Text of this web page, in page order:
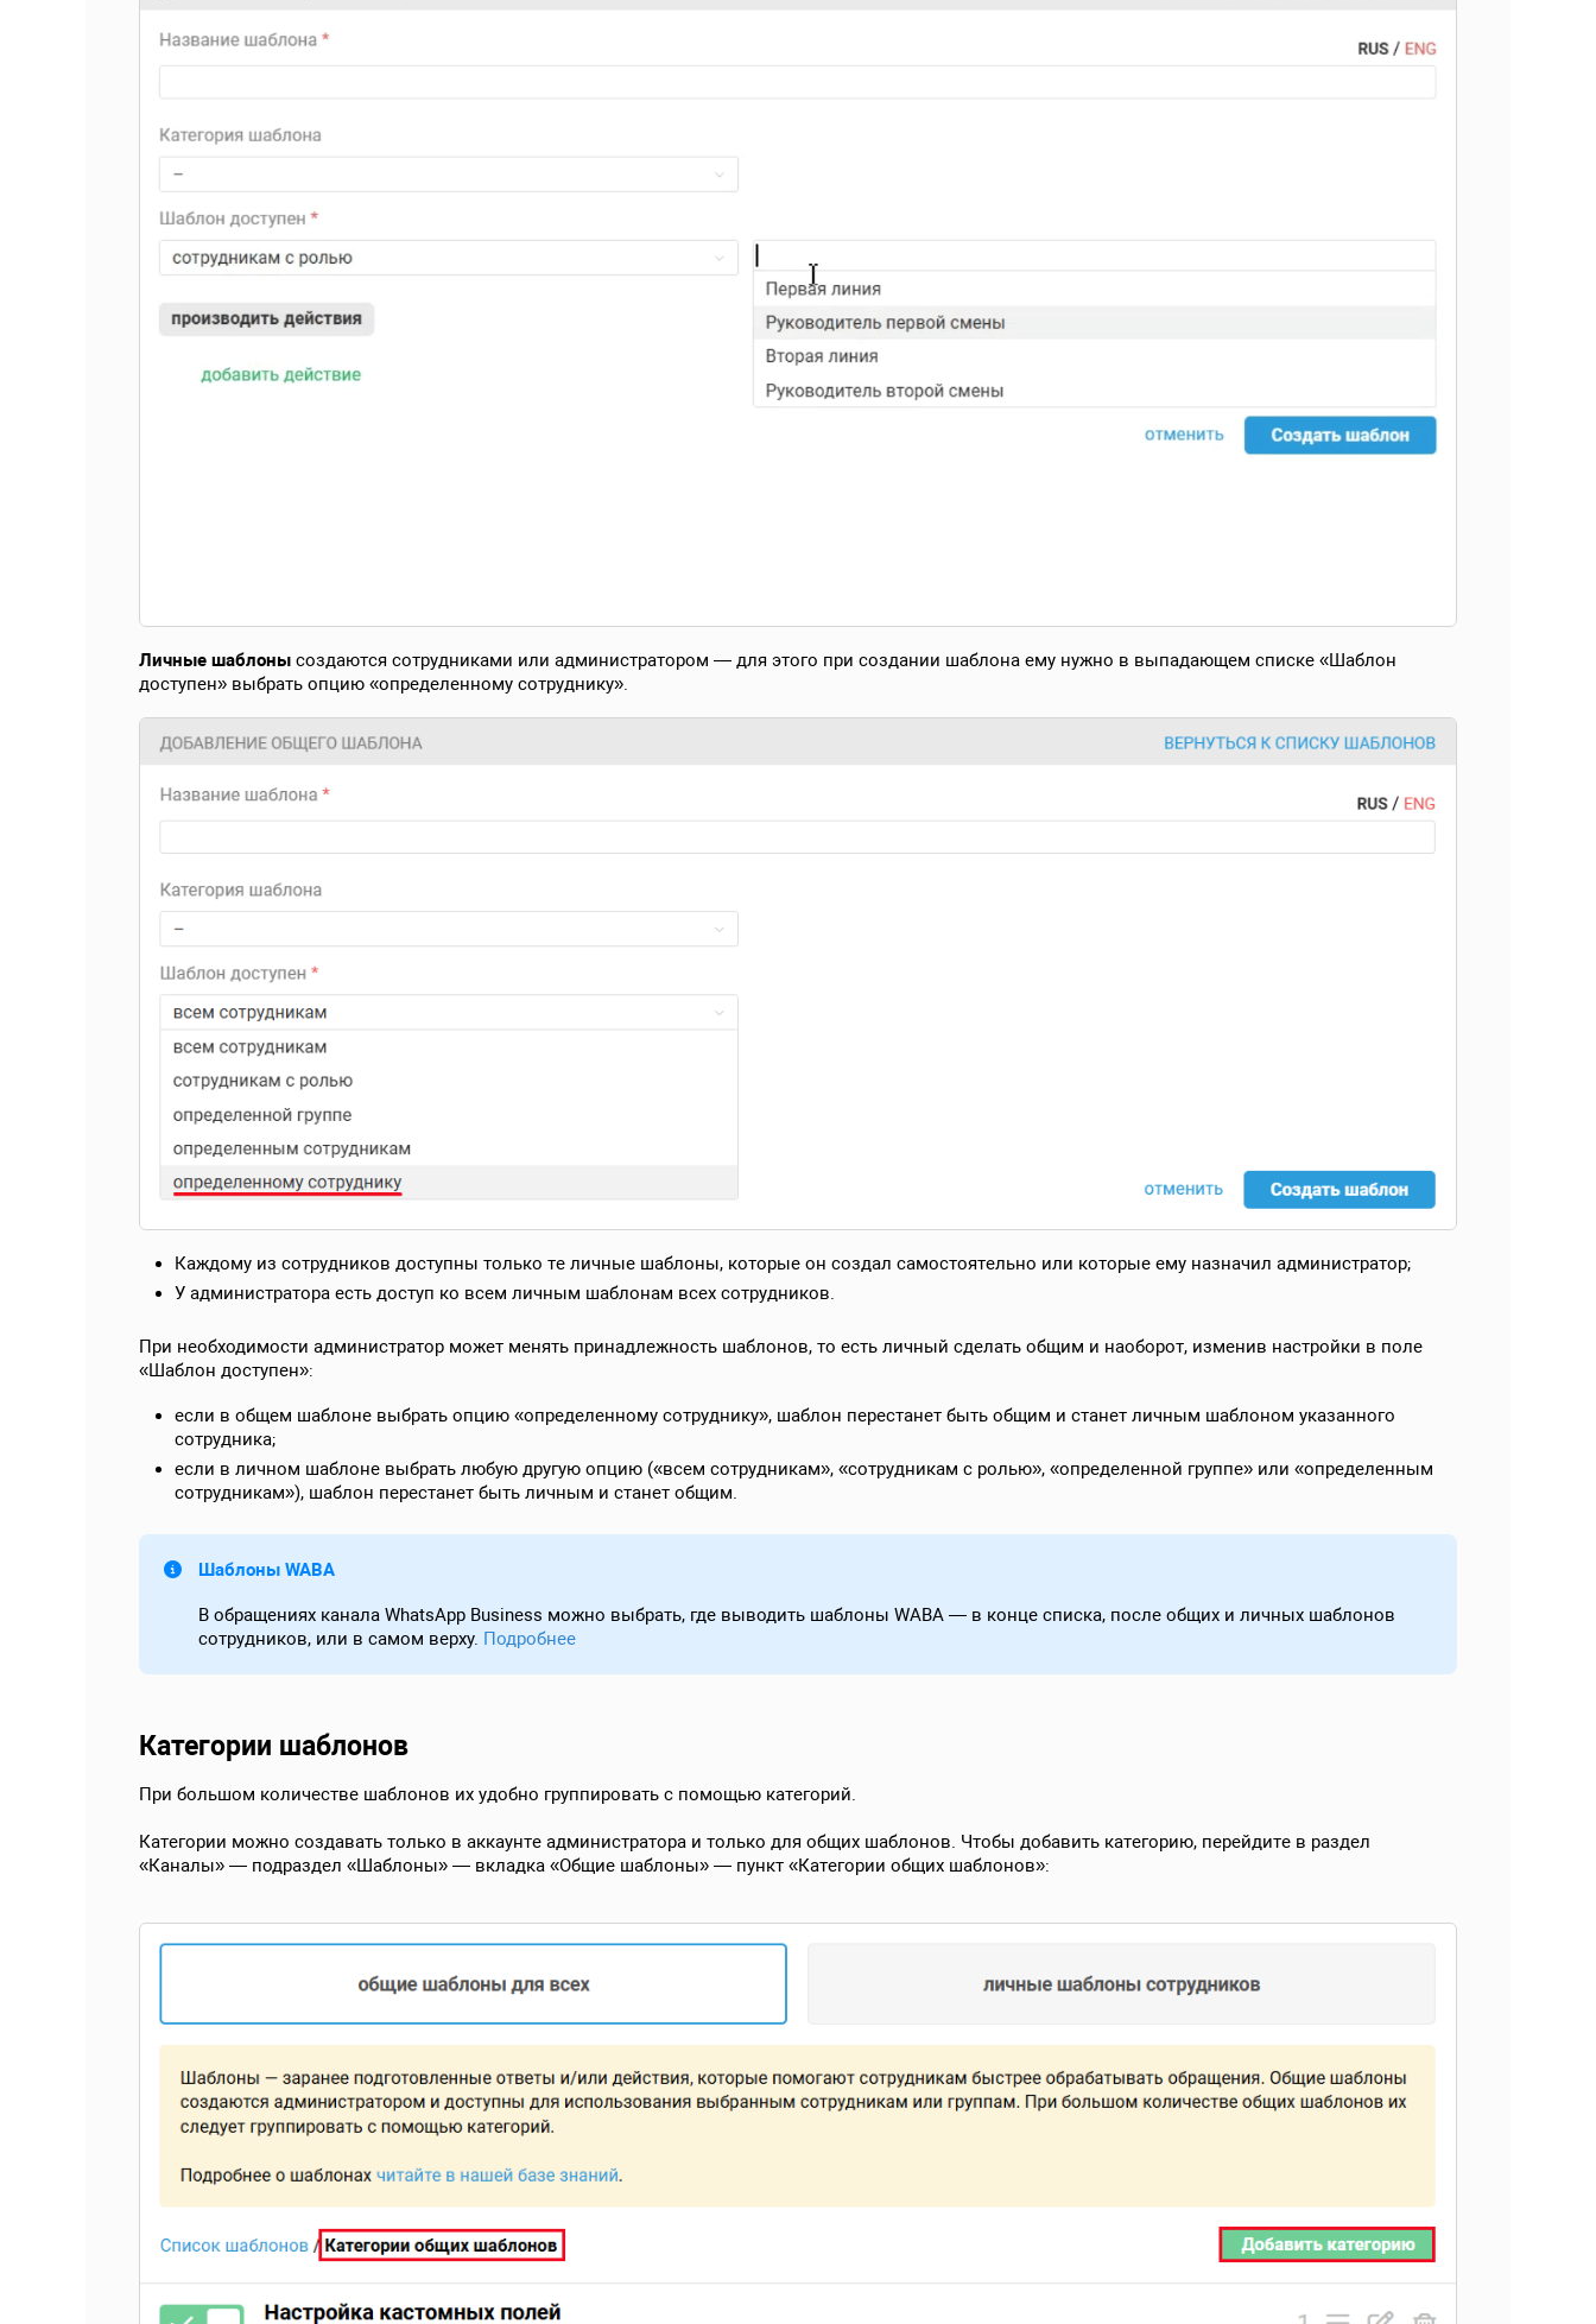
Личные шаблоны создаются сотрудниками или администратором — для этого при создании шаблона ему нужно в выпадающем списке «Шаблон
доступен» выбрать опцию «определенному сотруднику».
Каждому из сотрудников доступны только те личные шаблоны, которые он создал самостоятельно или которые ему назначил администратор;
У администратора есть доступ ко всем личным шаблонам всех сотрудников.
При необходимости администратор может менять принадлежность шаблонов, то есть личный сделать общим и наоборот, изменив настройки в поле
«Шаблон доступен»:
если в общем шаблоне выбрать опцию «определенному сотруднику», шаблон перестанет быть общим и станет личным шаблоном указанного
сотрудника;
если в личном шаблоне выбрать любую другую опцию («всем сотрудникам», «сотрудникам с ролью», «определенной группе» или «определенным
сотрудникам»), шаблон перестанет быть личным и станет общим.
Шаблоны WABA
В обращениях канала WhatsApp Business можно выбрать, где выводить шаблоны WABA — в конце списка, после общих и личных шаблонов
сотрудников, или в самом верху. Подробнее
Категории шаблонов
При большом количестве шаблонов их удобно группировать с помощью категорий.
Категории можно создавать только в аккаунте администратора и только для общих шаблонов. Чтобы добавить категорию, перейдите в раздел
«Каналы» — подраздел «Шаблоны» — вкладка «Общие шаблоны» — пункт «Категории общих шаблонов»: